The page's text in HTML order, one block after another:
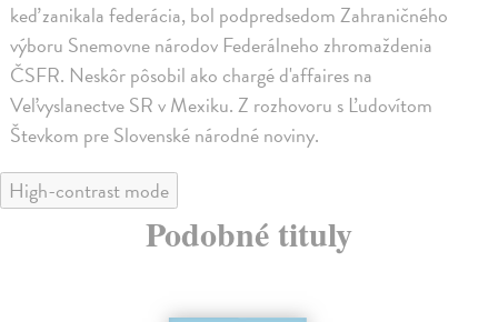
keď zanikala federácia, bol podpredsedom Zahraničného
výboru Snemovne národov Federálneho zhromaždenia
ČSFR. Neskôr pôsobil ako chargé d'affaires na
Veľvyslanectve SR v Mexiku. Z rozhovoru s Ľudovítom
Števkom pre Slovenské národné noviny.
High-contrast mode
Podobné tituly